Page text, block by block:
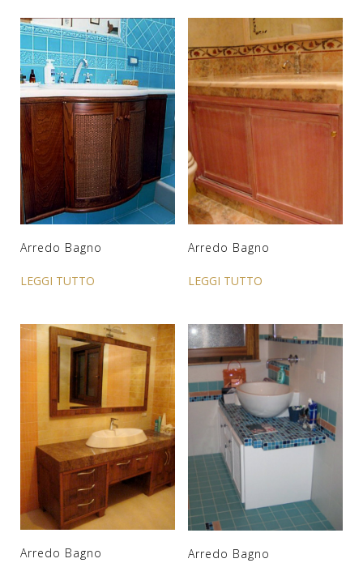
Arredo Bagno
LEGGI TUTTO
Arredo Bagno
LEGGI TUTTO
Arredo Bagno Arredo Bagno